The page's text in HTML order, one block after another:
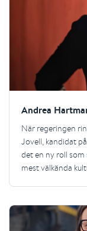
Andrea
När regeringen
Jovell, kandidat
det en ny roll som
mest välkända